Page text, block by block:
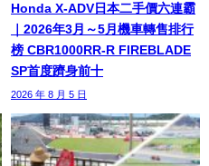
Honda X-ADV日本二手價六連霸
｜2026年3月～5月機車轉售排行
榜 CBR1000RR-R FIREBLADE
SP首度躋身前十
2026 年 8 月 5 日